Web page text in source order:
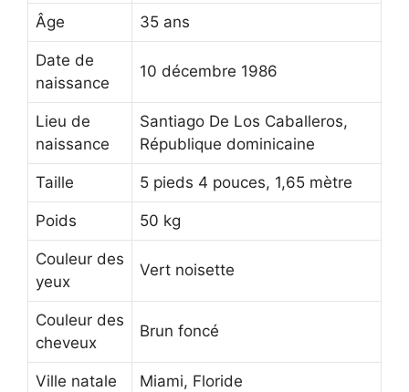
Âge 35 ans
Date de
naissance
10 décembre 1986
Lieu de
naissance
Santiago De Los Caballeros,
République dominicaine
Taille 5 pieds 4 pouces, 1,65 mètre
Poids 50 kg
Couleur des
yeux
Vert noisette
Couleur des
cheveux
Brun foncé
Ville natale Miami, Floride